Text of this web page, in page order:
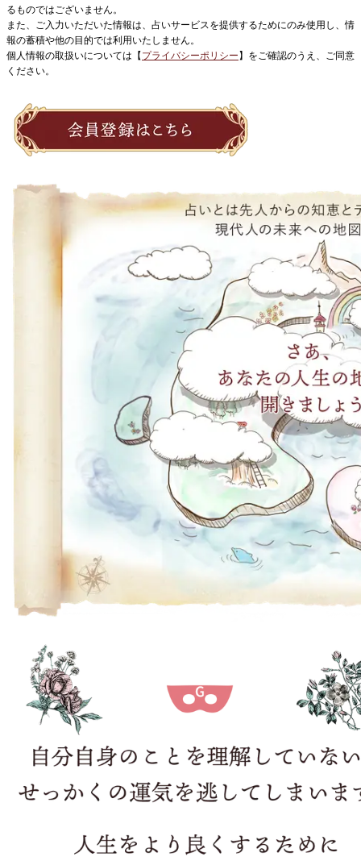
るものではございません。
また、ご入力いただいた情報は、占いサービスを提供するためにのみ使用し、情
報の蓄積や他の目的では利用いたしません。
個人情報の取扱いについては【プライバシーポリシー】 をご確認のうえ、ご同意
ください。